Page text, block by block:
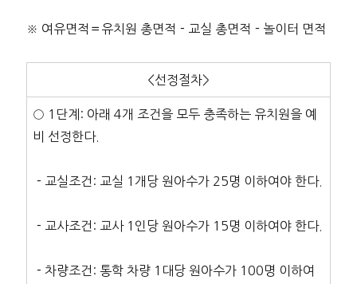
※ 여유면적＝유치원 총면적－교실 총면적－놀이터 면적
<선정절차>
○ 1단계: 아래 4개 조건을 모두 충족하는 유치원을 예
비 선정한다.
－교실조건: 교실 1개당 원아수가 25명 이하여야 한다.
－교사조건: 교사 1인당 원아수가 15명 이하여야 한다.
－차량조건: 통학 차량 1대당 원아수가 100명 이하여